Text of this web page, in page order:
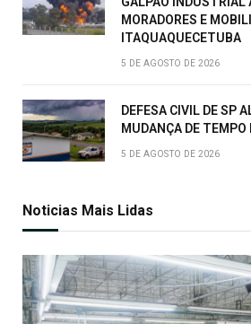
MORADORES E
ITAQUAQUECETUBA
5 DE AGOSTO DE 2026
DEFESA CIVIL DE SP
MUDANÇA DE TEMPO
5 DE AGOSTO DE 2026
Noticias Mais Lidas